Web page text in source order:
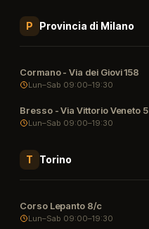
P Provincia di Milano
Cormano - Via dei Giovi 158
Lun–Sab 09:00–19:30
Bresso - Via Vittorio Veneto 5
Lun–Sab 09:00–19:30
T Torino
Corso Lepanto 8/c
Lun–Sab 09:00–19:30